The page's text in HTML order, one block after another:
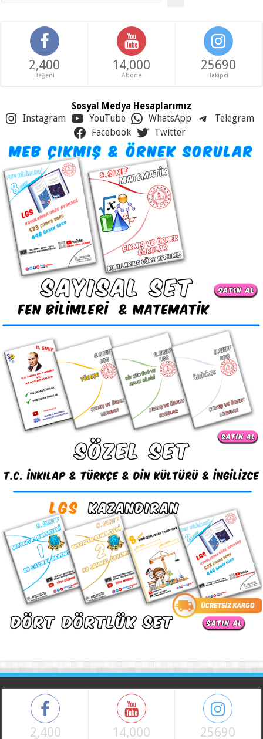
2,400
Beğeni
14,000
Abone
25690
Takipci
Sosyal Medya Hesaplarımız
Instagram YouTube WhatsApp
Telegram
Facebook
Twitter
2,400 14,000 25690